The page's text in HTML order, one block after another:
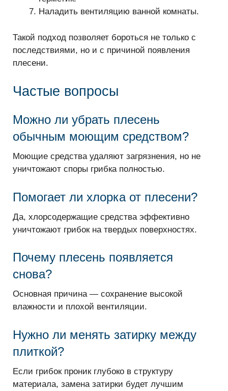
Наладить вентиляцию ванной комнаты.
Такой подход позволяет бороться не только с
последствиями, но и с причиной появления
плесени.
Частые вопросы
Можно ли убрать плесень
обычным моющим средством?
Моющие средства удаляют загрязнения, но не
уничтожают споры грибка полностью.
Помогает ли хлорка от плесени?
Да, хлорсодержащие средства эффективно
уничтожают грибок на твердых поверхностях.
Почему плесень появляется
снова?
Основная причина — сохранение высокой
влажности и плохой вентиляции.
Нужно ли менять затирку между
плиткой?
Если грибок проник глубоко в структуру
материала, замена затирки будет лучшим